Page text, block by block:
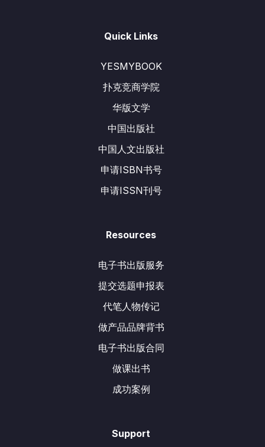
Quick Links
YESMYBOOK
扑克竞商学院
华版文学
中国出版社
中国人文出版社
申请ISBN书号
申请ISSN刊号
Resources
电子书出版服务
提交选题申报表
代笔人物传记
做产品品牌背书
电子书出版合同
做课出书
成功案例
Support